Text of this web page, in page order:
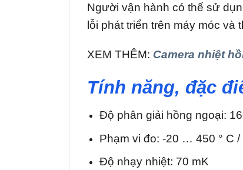
Người vận hành có thể sử
lỗi phát triển trên máy móc
XEM THÊM: Camera nhiệt
Tính năng, đặc
Độ phân giải hồng ngoại:
Phạm vi đo: -20 … 450 ° C
Độ nhạy nhiệt: 70 mK